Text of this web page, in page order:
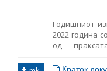
работнички
Годишниот
2022 година
од
влијание
Краток